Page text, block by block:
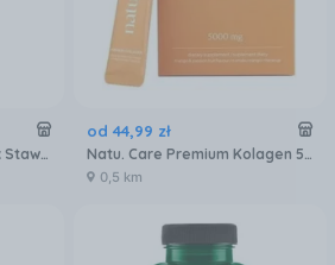
Myvita Silver Pro Comlex Stawy 50kaps.
od 44,99 zł
Natu. Care Premium Kolagen 5000 Mg Smak Mango-Marakuja 7Sasz.
0,5 km